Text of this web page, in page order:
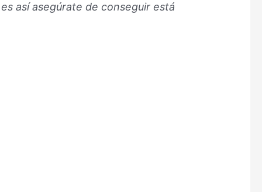
así asegúrate de conseguir está